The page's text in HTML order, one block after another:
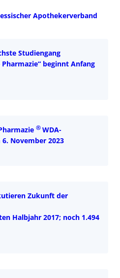
Apothekerverband
Studiengang
beginnt Anfang
®WDA-
November 2023
Zukunft der
Halbjahr 2017; noch 1.494